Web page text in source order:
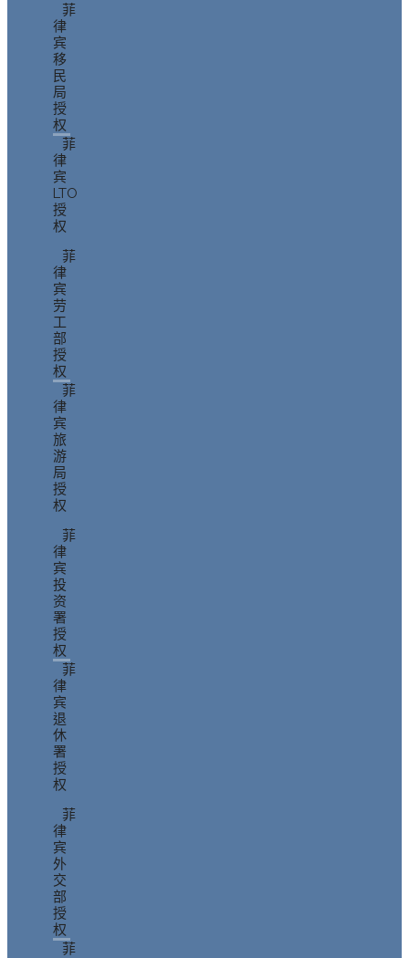
菲
律
宾
移
民
局
授
权
菲
律
宾
LTO
授
权
菲
律
宾
劳
工
部
授
权
菲
律
宾
旅
游
局
授
权
菲
律
宾
投
资
署
授
权
菲
律
宾
退
休
署
授
权
菲
律
宾
外
交
部
授
权
菲